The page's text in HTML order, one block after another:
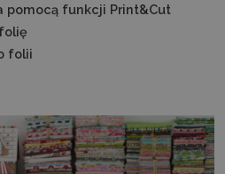
pomocą funkcji Print&Cut
folii